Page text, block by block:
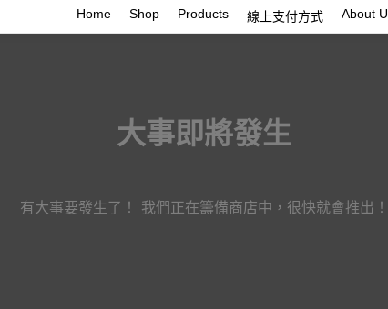
Home Shop Products 線上支付方式 About
大事即將發生
有大事要發生了！ 我們正在籌備商店中，很快就會推出！